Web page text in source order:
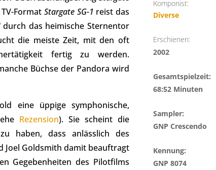
FormatStargate SG-1 reist das
durch das heimische Sternentor
die meiste Zeit, mit den oft
fertig zu werden.
Büchse der Pandora wird
eine üppige symphonische,
Rezension). Sie scheint die
haben, dass anlässlich des
Joel Goldsmith damit beauftragt
Gegebenheiten des Pilotfilms
Komponist:
Diverse
Erschienen:
2002
Gesamtspielzeit:
68:52 Minuten
Sampler:
GNP Crescendo
Kennung:
GNP 8074